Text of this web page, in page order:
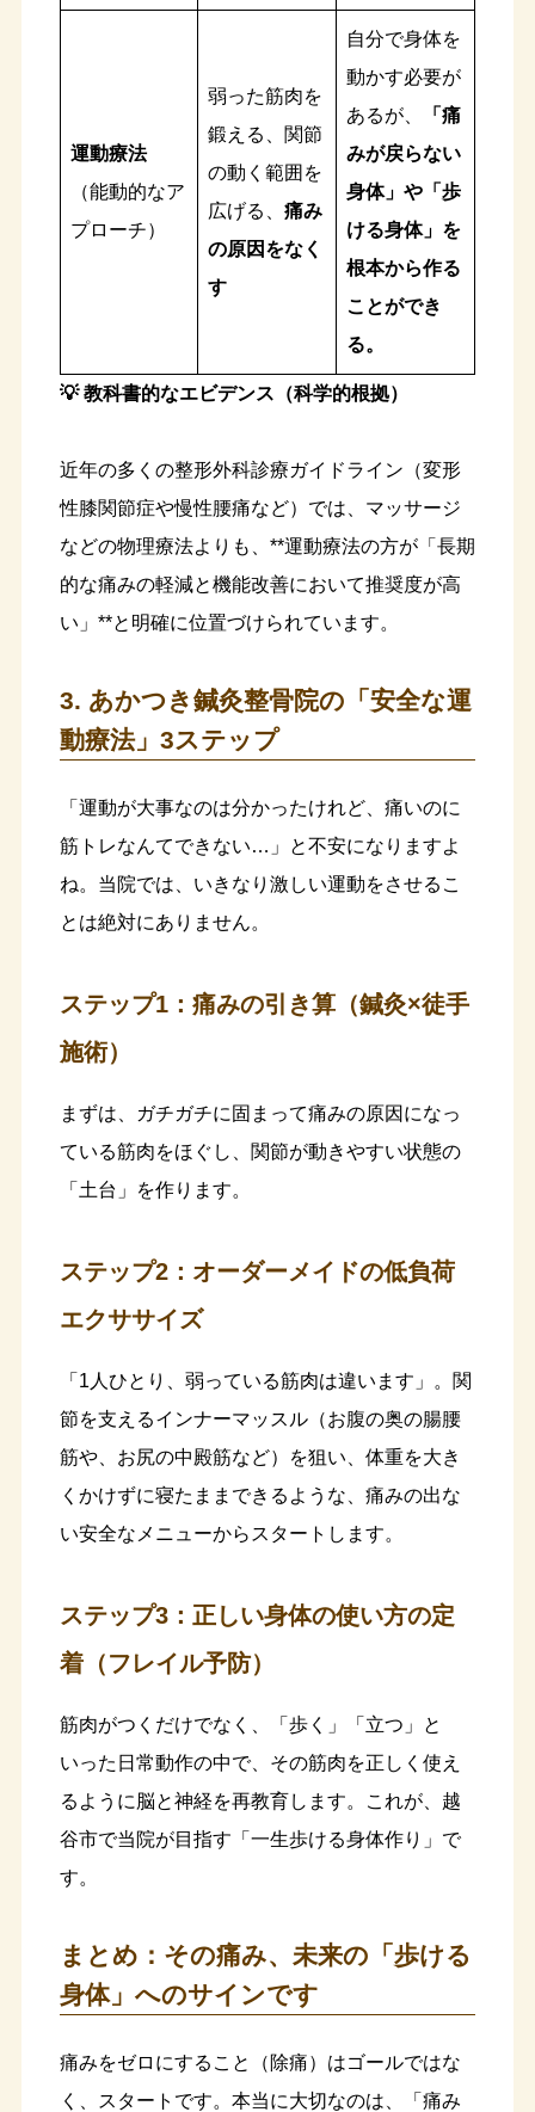
運動療法
（能動的なア
プローチ）
弱った筋肉を
鍛える、関節
の動く範囲を
広げる、 痛み
の原因をなく
す
自分で身体を
動かす必要が
あるが、
「痛
みが戻らない
身体」や「歩
ける身体」を
根本から作る
ことができ
る。
💡 教科書的なエビデンス（科学的根拠）
近年の多くの整形外科診療ガイドライン（変形
性膝関節症や慢性腰痛など）では、マッサージ
などの物理療法よりも、**運動療法の方が「長期
的な痛みの軽減と機能改善において推奨度が高
い」**と明確に位置づけられています。
3. あかつき鍼灸整骨院の「安全な運
動療法」3ステップ
「運動が大事なのは分かったけれど、痛いのに
筋トレなんてできない…」と不安になりますよ
ね。当院では、いきなり激しい運動をさせるこ
とは絶対にありません。
ステップ1：痛みの引き算（鍼灸×徒手
施術）
まずは、ガチガチに固まって痛みの原因になっ
ている筋肉をほぐし、関節が動きやすい状態の
「土台」を作ります。
ステップ2：オーダーメイドの低負荷
エクササイズ
「1人ひとり、弱っている筋肉は違います」。関
節を支えるインナーマッスル（お腹の奥の腸腰
筋や、お尻の中殿筋など）を狙い、体重を大き
くかけずに寝たままできるような、痛みの出な
い安全なメニューからスタートします。
ステップ3：正しい身体の使い方の定
着（フレイル予防）
筋肉がつくだけでなく、「歩く」「立つ」と
いった日常動作の中で、その筋肉を正しく使え
るように脳と神経を再教育します。これが、越
谷市で当院が目指す「一生歩ける身体作り」で
す。
まとめ：その痛み、未来の「歩ける
身体」へのサインです
痛みをゼロにすること（除痛）はゴールではな
く、スタートです。本当に大切なのは、「痛み